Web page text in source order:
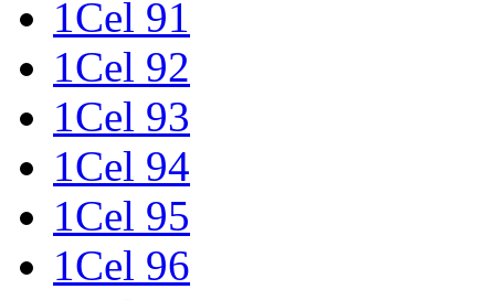
1Cel 91
1Cel 92
1Cel 93
1Cel 94
1Cel 95
1Cel 96